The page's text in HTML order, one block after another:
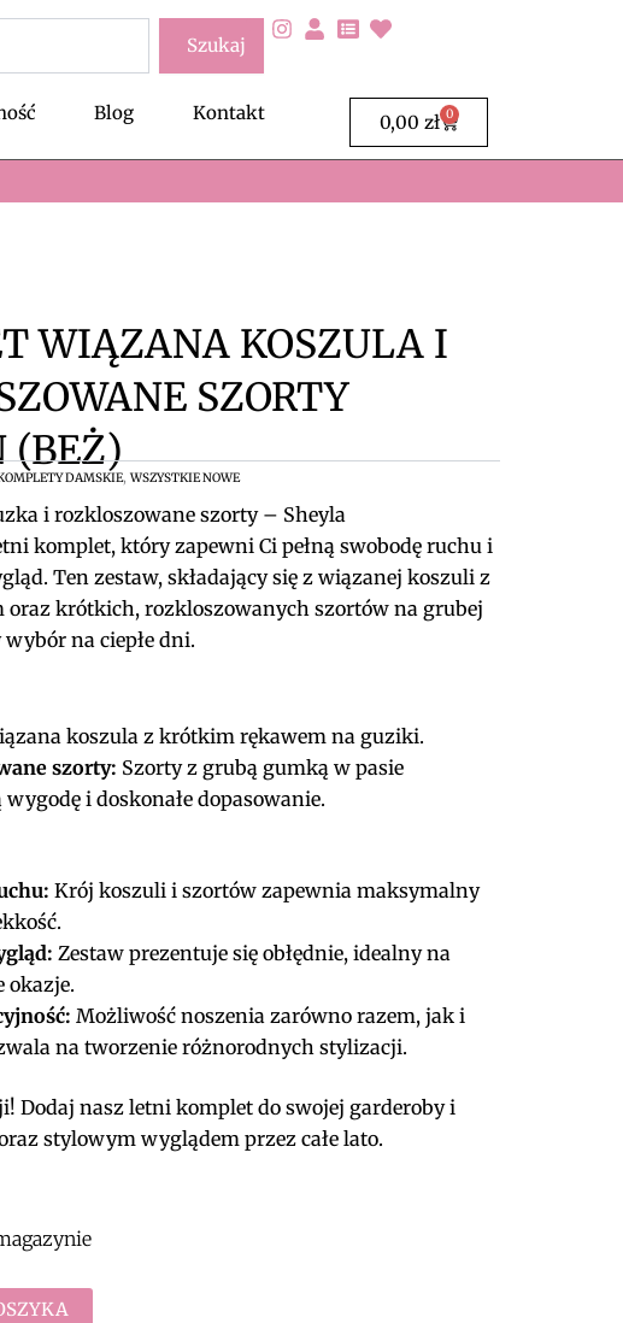
Szukaj
Blog Kontakt 0,00 zł 0
Wózek
WIĄZANA KOSZULA I
SZORTY
(BEŻ)
DAMSKIE, WSZYSTKIE NOWE
i rozkloszowane szorty – Sheyla
komplet, który zapewni Ci pełną swobodę ruchu i
Ten zestaw, składający się z wiązanej koszuli z
krótkich, rozkloszowanych szortów na grubej
na ciepłe dni.
koszula z krótkim rękawem na guziki.
szorty: Szorty z grubą gumką w pasie
i doskonałe dopasowanie.
Krój koszuli i szortów zapewnia maksymalny
Zestaw prezentuje się obłędnie, idealny na
okazje.
Możliwość noszenia zarówno razem, jak i
na tworzenie różnorodnych stylizacji.
Dodaj nasz letni komplet do swojej garderoby i
stylowym wyglądem przez całe lato.